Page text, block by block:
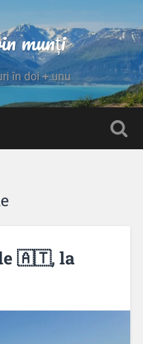
munți
în doi + unu
🇦🇹, la